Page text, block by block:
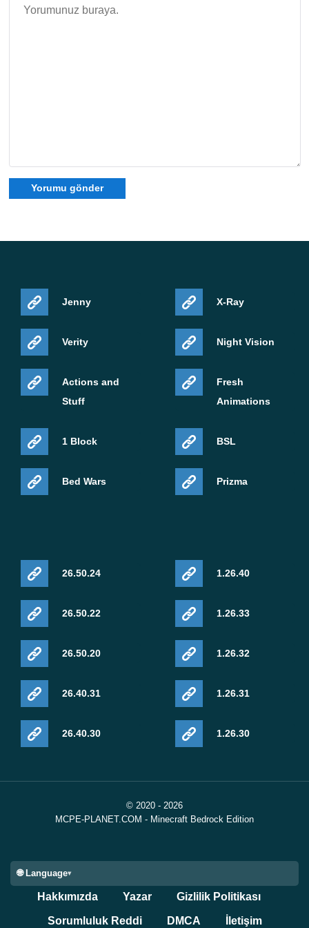
Jenny
Verity
Actions and
Stuff
1 Block
Bed Wars
X-Ray
Night Vision
Fresh
Animations
BSL
Prizma
26.50.24
26.50.22
26.50.20
26.40.31
26.40.30
1.26.40
1.26.33
1.26.32
1.26.31
1.26.30
© 2020 - 2026
MCPE-PLANET.COM - Minecraft Bedrock Edition
🌐 Language
Hakkımızda Yazar Gizlilik Politikası
Sorumluluk Reddi DMCA İletişim